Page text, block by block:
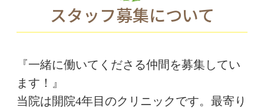
スタッフ募集について
『一緒に働いてくださる仲間を募集してい
ます！』
当院は開院4年目のクリニックです。最寄り